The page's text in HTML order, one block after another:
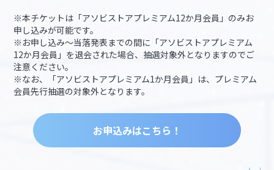
※本チケットは「アソビストアプレミアム12か月会員」のみお
申し込みが可能です。
※お申し込み～当落発表までの間に「アソビストアプレミアム
12か月会員」を退会された場合、抽選対象外となりますのでご
注意ください。
※なお、「アソビストアプレミアム1か月会員」は、プレミアム
会員先行抽選の対象外となります。
お申込みはこちら！